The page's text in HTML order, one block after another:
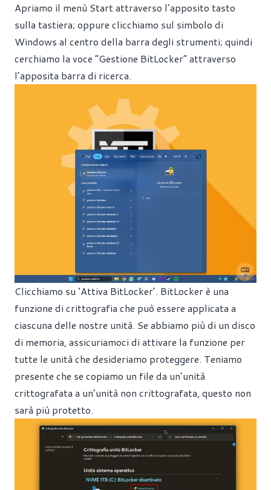
Apriamo il menù Start attraverso l’apposito tasto
sulla tastiera; oppure clicchiamo sul simbolo di
Windows al centro della barra degli strumenti; quindi
cerchiamo la voce “Gestione BitLocker” attraverso
l’apposita barra di ricerca.
Clicchiamo su ‘Attiva BitLocker’. BitLocker è una
funzione di crittografia che può essere applicata a
ciascuna delle nostre unità. Se abbiamo più di un disco
di memoria, assicuriamoci di attivare la funzione per
tutte le unità che desideriamo proteggere. Teniamo
presente che se copiamo un file da un’unità
crittografata a un’unità non crittografata, questo non
sarà più protetto.